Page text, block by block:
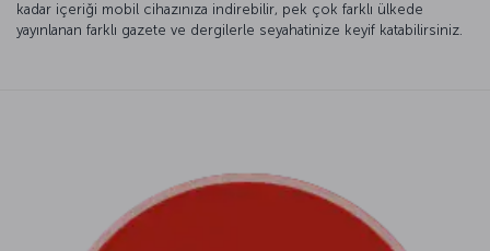
kadar içeriği mobil cihazınıza indirebilir, pek çok farklı ülkede
yayınlanan farklı gazete ve dergilerle seyahatinize keyif katabilirsiniz.